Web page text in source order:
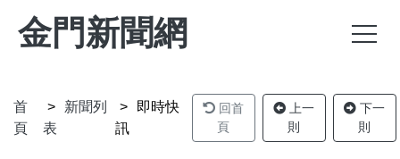
金門新聞網
首
頁
新聞列
表
即時快
訊
回首
頁
上一
則
下一
則